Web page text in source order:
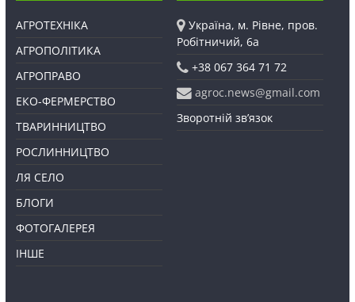
АГРОТЕХНІКА
АГРОПОЛІТИКА
АГРОПРАВО
ЕКО-ФЕРМЕРСТВО
ТВАРИННИЦТВО
РОСЛИННИЦТВО
ЛЯ СЕЛО
БЛОГИ
ФОТОГАЛЕРЕЯ
ІНШЕ
Україна, м. Рівне, пров.
Робітничий, 6а
+38 067 364 71 72
agroc.news@gmail.com
Зворотній зв’язок